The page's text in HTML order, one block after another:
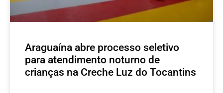
Araguaína abre processo seletivo
para atendimento noturno de
crianças na Creche Luz do Tocantins